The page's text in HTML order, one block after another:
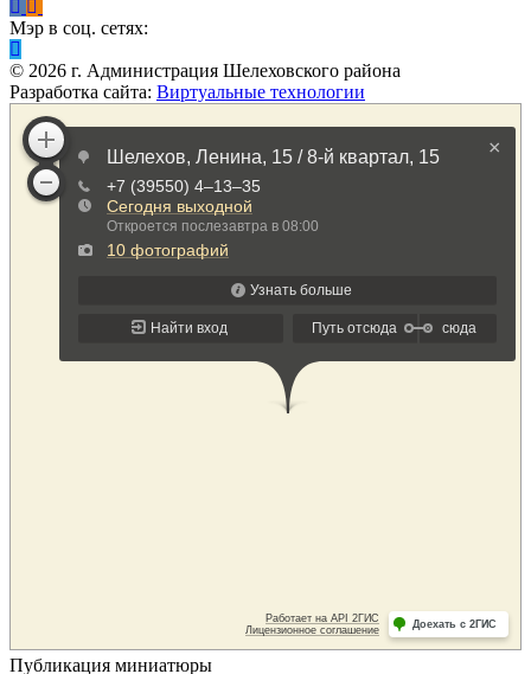
Мэр в соц. сетях:
© 2026 г. Администрация Шелеховского района
Разработка сайта: Виртуальные технологии
Публикация миниатюры